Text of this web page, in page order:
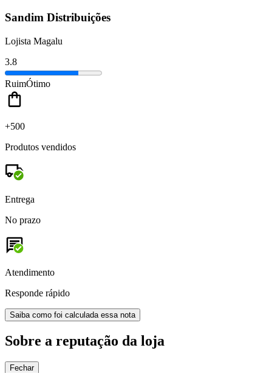
Sandim Distribuições
Lojista Magalu
3.8
RuimÓtimo
+500
Produtos vendidos
Entrega
No prazo
Atendimento
Responde rápido
Saiba como foi calculada essa nota
Sobre a reputação da loja
Fechar